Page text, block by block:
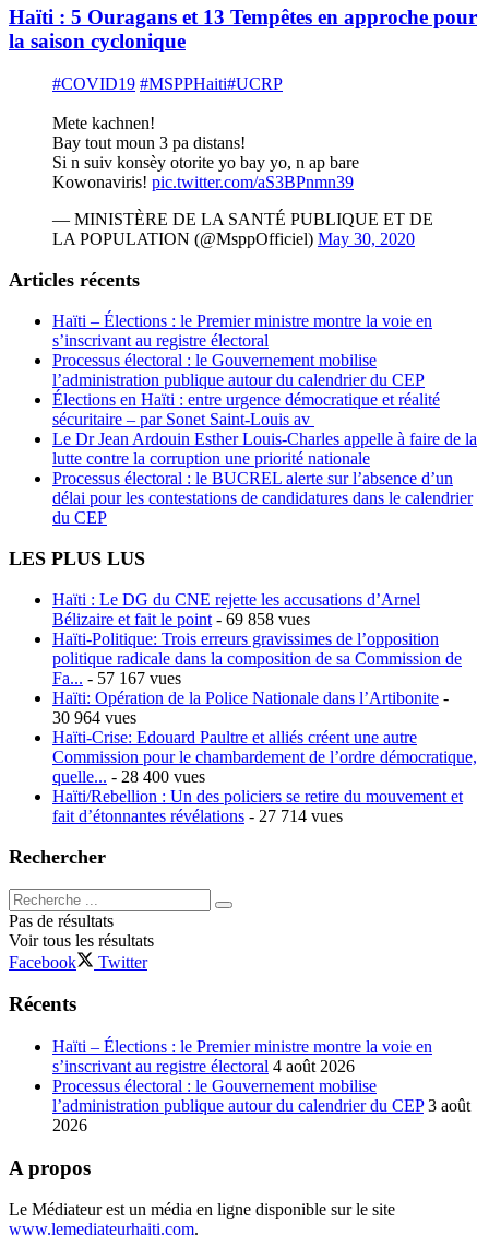
Haïti : 5 Ouragans et 13 Tempêtes en approche pour
la saison cyclonique
#COVID19 #MSPPHaiti#UCRP
Mete kachnen!
Bay tout moun 3 pa distans!
Si n suiv konsèy otorite yo bay yo, n ap bare
Kowonaviris! pic.twitter.com/aS3BPnmn39
— MINISTÈRE DE LA SANTÉ PUBLIQUE ET DE
LA POPULATION (@MsppOfficiel) May 30, 2020
Articles récents
Haïti – Élections : le Premier ministre montre la voie en
s’inscrivant au registre électoral
Processus électoral : le Gouvernement mobilise
l’administration publique autour du calendrier du CEP
Élections en Haïti : entre urgence démocratique et réalité
sécuritaire – par Sonet Saint-Louis av
Le Dr Jean Ardouin Esther Louis-Charles appelle à faire de la
lutte contre la corruption une priorité nationale
Processus électoral : le BUCREL alerte sur l’absence d’un
délai pour les contestations de candidatures dans le calendrier
du CEP
LES PLUS LUS
Haïti : Le DG du CNE rejette les accusations d’Arnel
Bélizaire et fait le point - 69 858 vues
Haïti-Politique: Trois erreurs gravissimes de l’opposition
politique radicale dans la composition de sa Commission de
Fa... - 57 167 vues
Haïti: Opération de la Police Nationale dans l’Artibonite -
30 964 vues
Haïti-Crise: Edouard Paultre et alliés créent une autre
Commission pour le chambardement de l’ordre démocratique,
quelle... - 28 400 vues
Haïti/Rebellion : Un des policiers se retire du mouvement et
fait d’étonnantes révélations - 27 714 vues
Rechercher
Pas de résultats
Voir tous les résultats
Facebook
Twitter
Récents
Haïti – Élections : le Premier ministre montre la voie en
s’inscrivant au registre électoral 4 août 2026
Processus électoral : le Gouvernement mobilise
l’administration publique autour du calendrier du CEP 3 août
2026
A propos
Le Médiateur est un média en ligne disponible sur le site
www.lemediateurhaiti.com.